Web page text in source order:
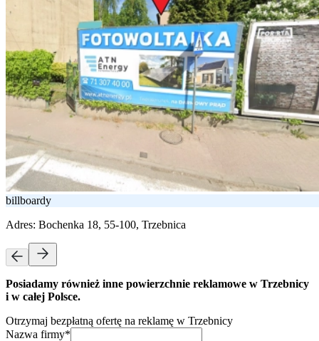
billboardy
Adres: Bochenka 18, 55-100, Trzebnica
Posiadamy również inne powierzchnie reklamowe w Trzebnicy
i w całej Polsce.
Otrzymaj bezpłatną ofertę na reklamę w Trzebnicy
Nazwa firmy*